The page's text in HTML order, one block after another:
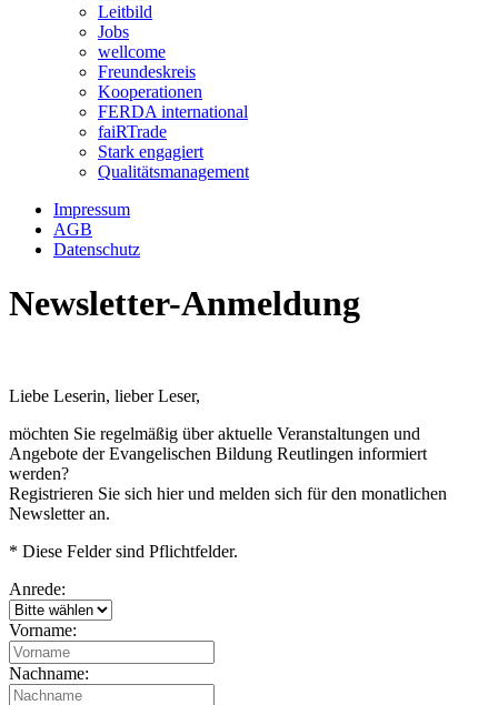
Leitbild
Jobs
wellcome
Freundeskreis
Kooperationen
FERDA international
faiRTrade
Stark engagiert
Qualitätsmanagement
Impressum
AGB
Datenschutz
Newsletter-Anmeldung
Liebe Leserin, lieber Leser,
möchten Sie regelmäßig über aktuelle Veranstaltungen und
Angebote der Evangelischen Bildung Reutlingen informiert
werden?
Registrieren Sie sich hier und melden sich für den monatlichen
Newsletter an.
* Diese Felder sind Pflichtfelder.
Anrede:
Vorname:
Nachname: